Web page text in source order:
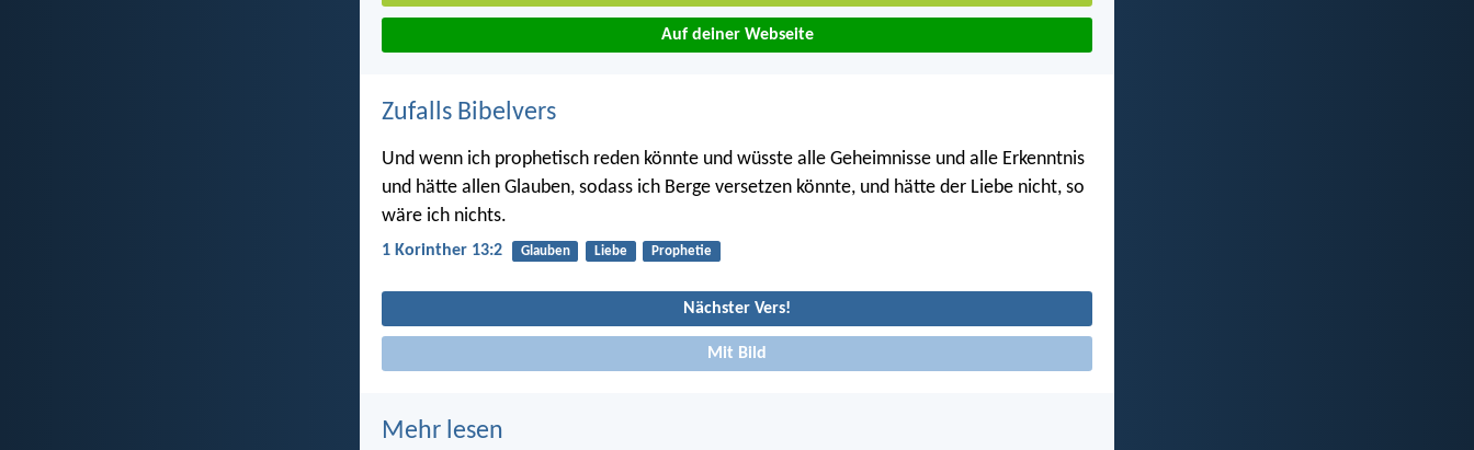
Auf deiner Webseite
Zufalls Bibelvers
Und wenn ich prophetisch reden könnte und wüsste alle Geheimnisse und alle Erkenntnis
und hätte allen Glauben, sodass ich Berge versetzen könnte, und hätte der Liebe nicht, so
wäre ich nichts.
1 Korinther 13:2 Glauben Liebe Prophetie
Nächster Vers!
Mit Bild
Mehr lesen